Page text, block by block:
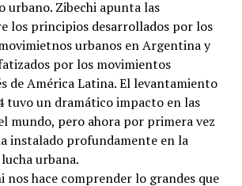
urbano. Zibechi apunta las
los principios desarrollados por los
urbanos en Argentina y
por los movimientos
de América Latina. El levantamiento
tuvo un dramático impacto en las
mundo, pero ahora por primera vez
instalado profundamente en la
urbana.
nos hace comprender lo grandes que